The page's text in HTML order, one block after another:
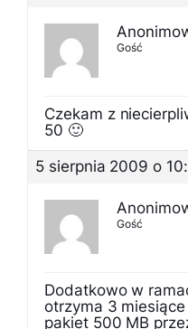
Gość
Czekam z
50 🙂
5 sierpnia 2009 o
Gość
Dodatkowo w
otrzyma 3
pakiet 500 MB